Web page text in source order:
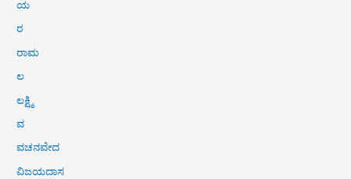
ಯ
ರ
ರಾಮ
ಲ
ಲಕ್ಷ್ಮಿ
ವ
ವಚನವೇದ
ವಿಜಯದಾಸ